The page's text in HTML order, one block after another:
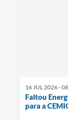
16 JUL 2026 -
Faltou
para a